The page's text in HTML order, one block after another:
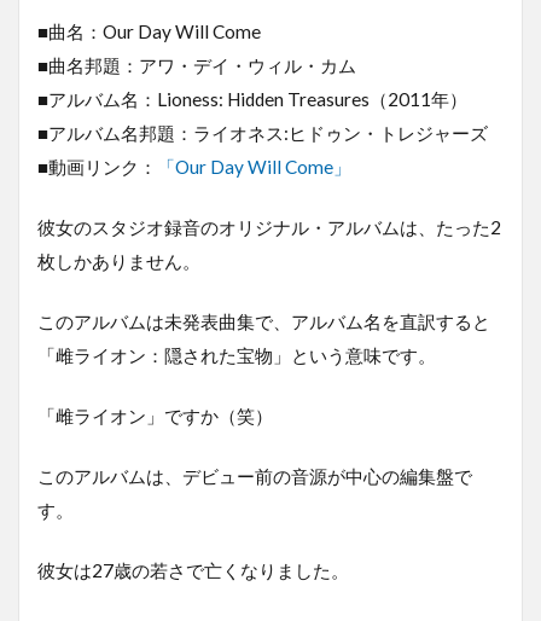
■曲名：Our Day Will Come
■曲名邦題：アワ・デイ・ウィル・カム
■アルバム名：Lioness: Hidden Treasures（2011年）
■アルバム名邦題：ライオネス:ヒドゥン・トレジャーズ
■動画リンク：
「Our Day Will Come」
彼女のスタジオ録音のオリジナル・アルバムは、たった2
枚しかありません。
このアルバムは未発表曲集で、アルバム名を直訳すると
「雌ライオン：隠された宝物」という意味です。
「雌ライオン」ですか（笑）
このアルバムは、デビュー前の音源が中心の編集盤で
す。
彼女は27歳の若さで亡くなりました。